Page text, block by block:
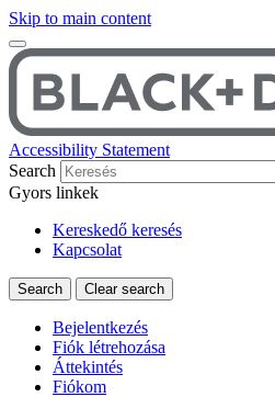
Skip to main content
Accessibility Statement
Search
Gyors linkek
Kereskedő keresés
Kapcsolat
Bejelentkezés
Fiók létrehozása
Áttekintés
Fiókom